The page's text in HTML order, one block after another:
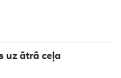
uz ātrā ceļa